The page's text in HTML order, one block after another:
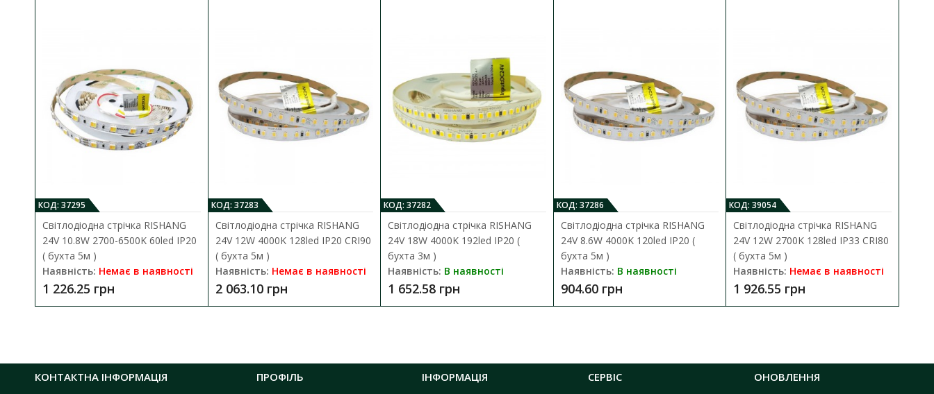
КОД: 37295
Світлодіодна стрічка RISHANG
24V 10.8W 2700-6500K 60led IP20
( бухта 5м )
Наявність: Немає в наявності
1 226.25 грн
КОД: 37283
Світлодіодна стрічка RISHANG
24V 12W 4000K 128led IP20 CRI90
( бухта 5м )
Наявність: Немає в наявності
2 063.10 грн
КОД: 37282
Світлодіодна стрічка RISHANG
24V 18W 4000K 192led IP20 (
бухта 3м )
Наявність: В наявності
1 652.58 грн
КОД: 37286
Світлодіодна стрічка RISHANG
24V 8.6W 4000K 120led IP20 (
бухта 5м )
Наявність: В наявності
904.60 грн
КОД: 39054
Світлодіодна стрічка RISHANG
24V 12W 2700K 128led IP33 CRI80
( бухта 5м )
Наявність: Немає в наявності
1 926.55 грн
КОНТАКТНА ІНФОРМАЦІЯ ПРОФІЛЬ ІНФОРМАЦІЯ СЕРВІС ОНОВЛЕННЯ